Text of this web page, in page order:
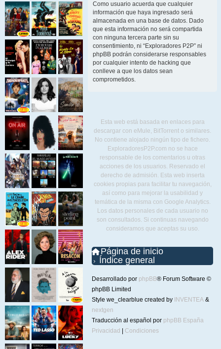
Como usuario acuerda que cualquier
información que haya ingresado será
almacenada en una base de datos. Dado
que esta información no será compartida
con ninguna tercera parte sin su
consentimiento, ni “Exploradores P2P” ni
phpBB podrán considerarse responsables
por cualquier intento de hacking que
conlleve a que los datos sean
comprometidos.
Esta web está basada en enlaces para
descargar con eMule, BitTorrent o similares.
No contiene alojado ningún tipo de fichero.
ExploradoresP2P.com no se hace
responsable de los comentarios u otras
acciones de los usuarios. Reservado el
derecho de admisión. Esta web inserta
cookies propias para facilitar tu navegación,
así como para mejorar la usabilidad y
temática de la misma con Google Analytics.
Los datos personales de cada usuario no
son consultados. Si continuas navegando
consideramos que aceptas su uso.
Página de inicio
Índice general
Desarrollado por phpBB® Forum Software ©
phpBB Limited
Style we_clearblue created by INVENTEA &
nextgen
Traducción al español por phpBB España
Privacidad
Condiciones